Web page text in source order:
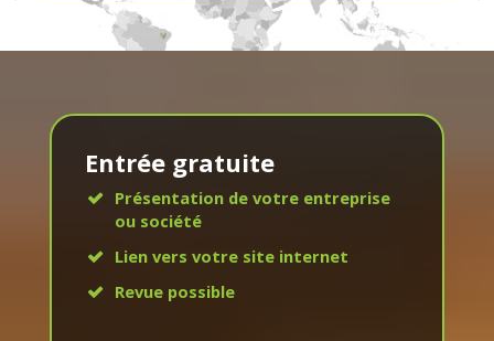
Entrée gratuite
Présentation de votre entreprise
ou société
Lien vers votre site internet
Revue possible